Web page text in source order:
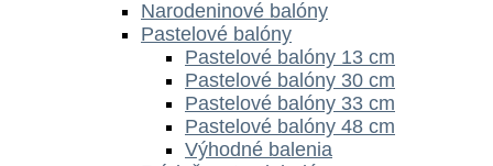
Narodeninové balóny
Pastelové balóny
Pastelové balóny 13 cm
Pastelové balóny 30 cm
Pastelové balóny 33 cm
Pastelové balóny 48 cm
Výhodné balenia